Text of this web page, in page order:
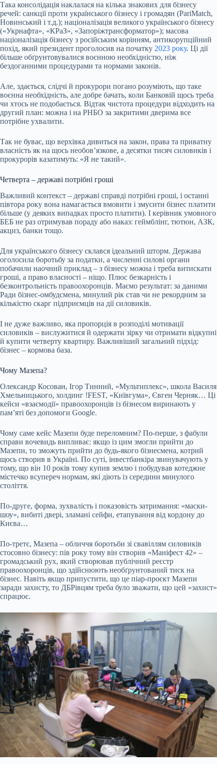
Така консолідація наклалася на кілька знакових для бізнесу
речей: санкції проти українського бізнесу і громадян (PariMatch,
Новинський і т.д.); націоналізація великого українського бізнесу
(«Укрнафта», «КРаЗ», «Запоріжтрансформатор»); масова
націоналізація бізнесу з російським корінням, антикорупційний
похід, який президент проголосив на початку 2023 року. Ці дії
більше обґрунтовувалися воєнною необхідністю, ніж
бездоганними процедурами та нормами законів.
Але, здається, слідчі й прокурори погано розуміють, що таке
воєнна необхідність, але добре бачать, коли Банковій щось треба
чи хтось не подобається. Відтак чистота процедури відходить на
другий план: можна і на РНБО за закритими дверима все
потрібне ухвалити.
Так не буває, що верхівка дивиться на закон, права та приватну
власність як на щось необовʼязкове, а десятки тисяч силовиків і
прокурорів казатимуть: «Я не такий».
Четверта – державі потрібні гроші
Важливий контекст – державі справді потрібні гроші, і останні
півтора року вона намагається вмовити і змусити бізнес платити
більше (у деяких випадках просто платити). І керівник умовного
БЕБ не раз отримував пораду або наказ: геймблінг, тютюн, АЗК,
акциз, банки тощо.
Для українського бізнесу склався ідеальний шторм. Держава
оголосила боротьбу за податки, а численні силові органи
побачили наочний приклад – з бізнесу можна і треба витискати
гроші, а право власності – ніщо. Плюс безкарність і
безконтрольність правоохоронців. Маємо результат: за даними
Ради бізнес-омбудсмена, минулий рік став чи не рекордним за
кількістю скарг підприємців на дії силовиків.
І не дуже важливо, яка пропорція в розподілі мотивації
силовиків – вислужитися й одержати зірку чи отримати відкупні
й купити четверту квартиру. Важливіший загальний підхід:
бізнес – кормова база.
Чому Мазепа?
Олександр Косован, Ігор Тинний, «Мультиплекс», школа Василя
Хмельницького, холдинг !FEST, «Київгума», Євген Черняк… Ці
кейси «взаємодії» правоохоронців із бізнесом виринають у
памʼяті без допомоги Google.
Чому саме кейс Мазепи буде переломним? По-перше, з фабули
справи вочевидь випливає: якщо із цим змогли прийти до
Мазепи, то зможуть прийти до будь-якого бізнесмена, котрий
щось створив в Україні. По суті, інвестбанкіра звинувачують у
тому, що він 10 років тому купив землю і побудував котеджне
містечко всупереч нормам, які діють із середини минулого
століття.
По-друге, форма, зухвалість і показовість затримання: «маски-
шоу», вибиті двері, зламані сейфи, етапування від кордону до
Києва…
По-третє, Мазепа – обличчя боротьби зі свавіллям силовиків
стосовно бізнесу: пів року тому він створив «Маніфест 42» –
громадський рух, який створював публічний реєстр
правоохоронців, що здійснюють необґрунтований тиск на
бізнес. Навіть якщо припустити, що це піар-проєкт Мазепи
заради захисту, то ДБРівцям треба було зважати, що цей «захист»
спрацює.